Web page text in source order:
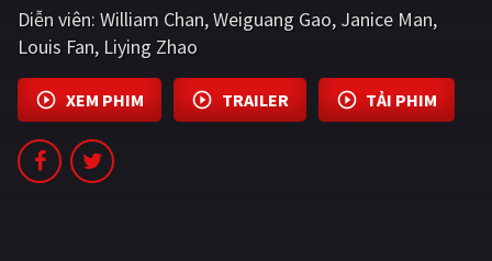
BLOG
Diễn viên: William Chan Weiguang Gao Janice Man
Louis Fan Liying Zhao
XEM PHIM TRAILER TẢI PHIM